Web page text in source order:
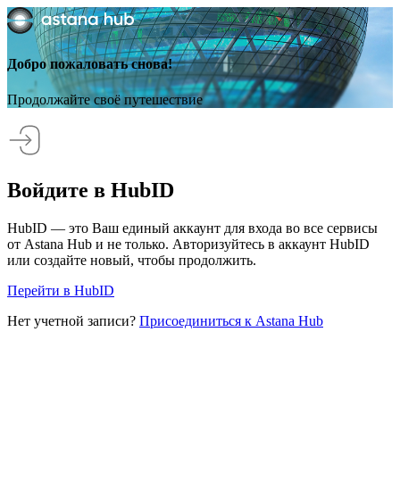
Добро пожаловать снова!
Продолжайте своё путешествие
Войдите в HubID
HubID — это Ваш единый аккаунт для входа во все сервисы
от Astana Hub и не только. Авторизуйтесь в аккаунт HubID
или создайте новый, чтобы продолжить.
Перейти в HubID
Нет учетной записи? Присоединиться к Astana Hub